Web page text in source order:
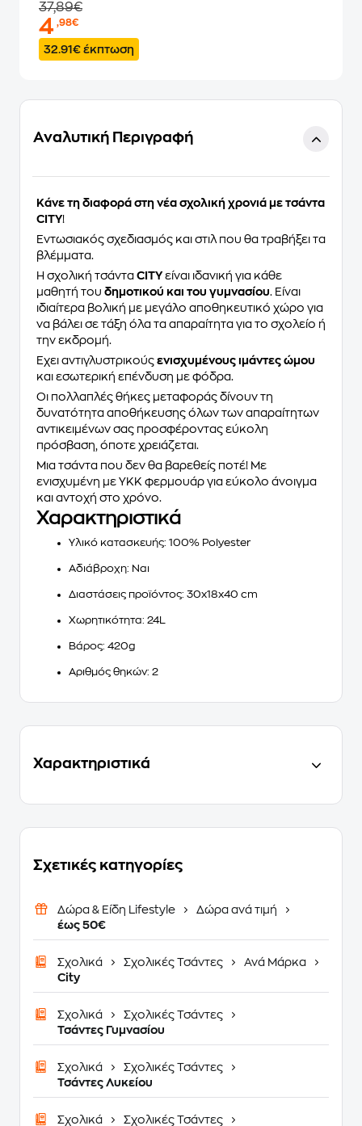
37,89€
4,98€
32.91€ έκπτωση
Αναλυτική Περιγραφή
Κάνε τη διαφορά στη νέα σχολική χρονιά με τσάντα
CITY!
Εντωσιακός σχεδιασμός και στιλ που θα τραβήξει τα
βλέμματα.
Η σχολική τσάντα CITYείναι ιδανική για κάθε
μαθητή του δημοτικού και του γυμνασίου. Είναι
ιδιαίτερα βολική με μεγάλο αποθηκευτικό χώρο για
να βάλει σε τάξη όλα τα απαραίτητα για το σχολείο ή
την εκδρομή.
Έχει αντιγλυστρικούς ενισχυμένους ιμάντες ώμου
και εσωτερική επένδυση με φόδρα.
Οι πολλαπλές θήκες μεταφοράς δίνουν τη
δυνατότητα αποθήκευσης όλων των απαραίτητων
αντικειμένων σας προσφέροντας εύκολη
πρόσβαση, όποτε χρειάζεται.
Μια τσάντα που δεν θα βαρεθείς ποτέ! Με
ενισχυμένη με ΥΚΚ φερμουάρ για εύκολο άνοιγμα
και αντοχή στο χρόνο.
Χαρακτηριστικά
Υλικό κατασκευής: 100% Polyester
Αδιάβροχη: Ναι
Διαστάσεις προϊόντος: 30x18x40 cm
Χωρητικότητα: 24L
Βάρος: 420g
Αριθμός θηκών: 2
Χαρακτηριστικά
Σχετικές κατηγορίες
Δώρα & Είδη Lifestyle
Δώρα ανά τιμή
έως 50€
Σχολικά Σχολικές Τσάντες
Ανά Μάρκα
City
Σχολικά
Σχολικές Τσάντες
Τσάντες Γυμνασίου
Σχολικά
Σχολικές Τσάντες
Τσάντες Λυκείου
Σχολικά
Σχολικές Τσάντες